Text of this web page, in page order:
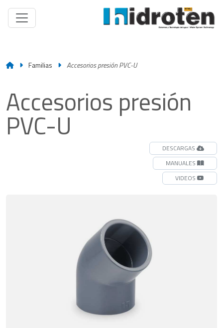
Familias Accesorios presión PVC-U
Accesorios presión
PVC-U
DESCARGAS
MANUALES
VIDEOS